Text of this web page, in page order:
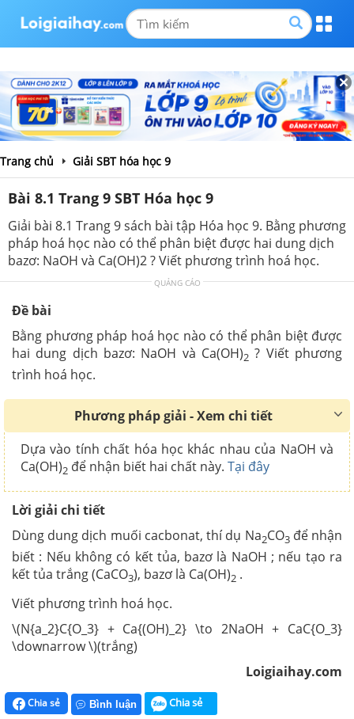
Trang chủ Giải SBT hóa học 9
Bài 8.1 Trang 9 SBT Hóa học 9
Giải bài 8.1 Trang 9 sách bài tập Hóa học 9. Bằng phương
pháp hoá học nào có thể phân biệt được hai dung dịch
bazơ: NaOH và Ca(OH)2 ? Viết phương trình hoá học.
QUẢNG CÁO
Đề bài
Bằng phương pháp hoá học nào có thể phân biệt được
hai dung dịch bazơ: NaOH và Ca(OH)2 ? Viết phương
trình hoá học.
Phương pháp giải - Xem chi tiết
Dựa vào tính chất hóa học khác nhau của NaOH và
Ca(OH)2 để nhận biết hai chất này. Tại đây
Lời giải chi tiết
Dùng dung dịch muối cacbonat, thí dụ Na2CO3để nhận
biết : Nếu không có kết tủa, bazơ là NaOH ; nếu tạo ra
kết tủa trắng (CaCO3), bazơ là Ca(OH)2 .
Viết phương trình hoá học.
\(N{a_2}C{O_3} + Ca{(OH)_2} \to 2NaOH + CaC{O_3}
\downarrow \)(trắng)
Loigiaihay.com
Chia sẻ Bình luận Chia sẻ